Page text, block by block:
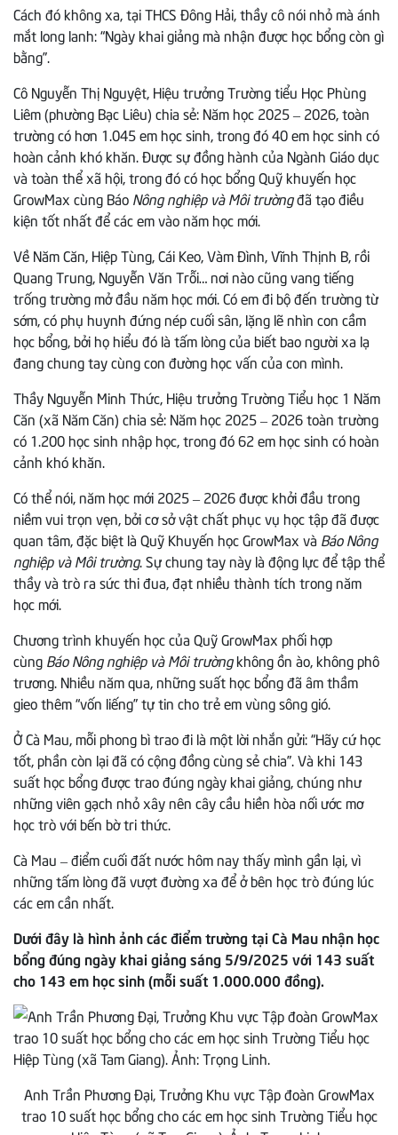
Cách đó không xa, tại THCS Đông Hải, thầy cô nói nhỏ mà ánh
mắt long lanh: “Ngày khai giảng mà nhận được học bổng còn gì
bằng”.
Cô Nguyễn Thị Nguyệt, Hiệu trưởng Trường tiểu Học Phùng
Liêm (phường Bạc Liêu) chia sẻ: Năm học 2025 – 2026, toàn
trường có hơn 1.045 em học sinh, trong đó 40 em học sinh có
hoàn cảnh khó khăn. Được sự đồng hành của Ngành Giáo dục
và toàn thể xã hội, trong đó có học bổng Quỹ khuyến học
GrowMax cùng Báo Nông nghiệp và Môi trườngđã tạo điều
kiện tốt nhất để các em vào năm học mới.
Về Năm Căn, Hiệp Tùng, Cái Keo, Vàm Đình, Vĩnh Thịnh B, rồi
Quang Trung, Nguyễn Văn Trỗi… nơi nào cũng vang tiếng
trống trường mở đầu năm học mới. Có em đi bộ đến trường từ
sớm, có phụ huynh đứng nép cuối sân, lặng lẽ nhìn con cầm
học bổng, bởi họ hiểu đó là tấm lòng của biết bao người xa lạ
đang chung tay cùng con đường học vấn của con mình.
Thầy Nguyễn Minh Thức, Hiệu trưởng Trường Tiểu học 1 Năm
Căn (xã Năm Căn) chia sẻ: Năm học 2025 – 2026 toàn trường
có 1.200 học sinh nhập học, trong đó 62 em học sinh có hoàn
cảnh khó khăn.
Có thể nói, năm học mới 2025 – 2026 được khởi đầu trong
niềm vui trọn vẹn, bởi cơ sở vật chất phục vụ học tập đã được
quan tâm, đặc biệt là Quỹ Khuyến học GrowMax và Báo Nông
nghiệp và Môi trường. Sự chung tay này là động lực để tập thể
thầy và trò ra sức thi đua, đạt nhiều thành tích trong năm
học mới.
Chương trình khuyến học của Quỹ GrowMax phối hợp
cùng Báo Nông nghiệp và Môi trườngkhông ồn ào, không phô
trương. Nhiều năm qua, những suất học bổng đã âm thầm
gieo thêm “vốn liếng” tự tin cho trẻ em vùng sông gió.
Ở Cà Mau, mỗi phong bì trao đi là một lời nhắn gửi: “Hãy cứ học
tốt, phần còn lại đã có cộng đồng cùng sẻ chia”. Và khi 143
suất học bổng được trao đúng ngày khai giảng, chúng như
những viên gạch nhỏ xây nên cây cầu hiền hòa nối ước mơ
học trò với bến bờ tri thức.
Cà Mau – điểm cuối đất nước hôm nay thấy mình gần lại, vì
những tấm lòng đã vượt đường xa để ở bên học trò đúng lúc
các em cần nhất.
Dưới đây là hình ảnh các điểm trường tại Cà Mau nhận học
bổng đúng ngày khai giảng sáng 5/9/2025 với 143 suất
cho 143 em học sinh (mỗi suất 1.000.000 đồng).
Anh Trần Phương Đại, Trưởng Khu vực Tập đoàn GrowMax
trao 10 suất học bổng cho các em học sinh Trường Tiểu học